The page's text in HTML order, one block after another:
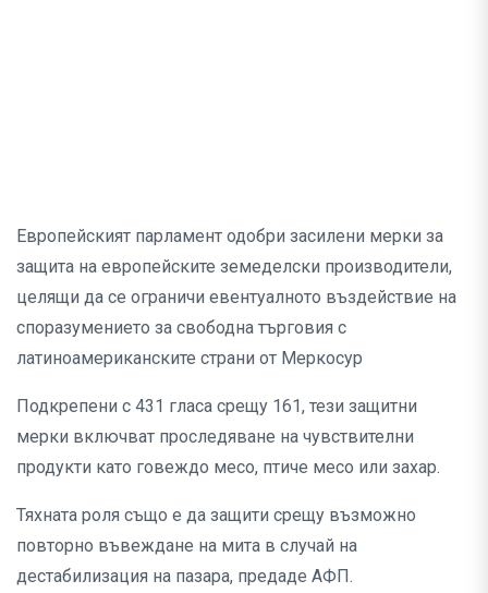
Европейският парламент одобри засилени мерки за
защита на европейските земеделски производители,
целящи да се ограничи евентуалното въздействие на
споразумението за свободна търговия с
латиноамериканските страни от Меркосур
Подкрепени с 431 гласа срещу 161, тези защитни
мерки включват проследяване на чувствителни
продукти като говеждо месо, птиче месо или захар.
Тяхната роля също е да защити срещу възможно
повторно въвеждане на мита в случай на
дестабилизация на пазара, предаде АФП.